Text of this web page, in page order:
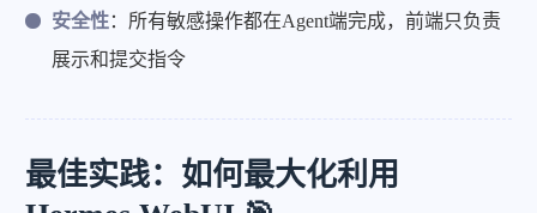
安全性：所有敏感操作都在Agent端完成，前端只负责
展示和提交指令
最佳实践：如何最大化利用